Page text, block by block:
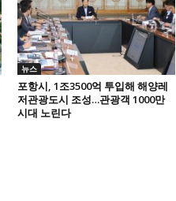
뉴스
포항시, 1조3500억 투입해 해양레
저관광도시 조성…관광객 1000만
시대 노린다